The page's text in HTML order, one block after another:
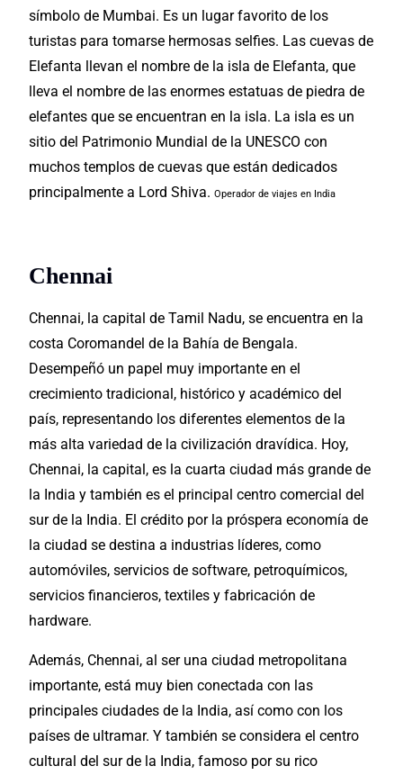
símbolo de Mumbai. Es un lugar favorito de los
turistas para tomarse hermosas selfies. Las cuevas de
Elefanta llevan el nombre de la isla de Elefanta, que
lleva el nombre de las enormes estatuas de piedra de
elefantes que se encuentran en la isla. La isla es un
sitio del Patrimonio Mundial de la UNESCO con
muchos templos de cuevas que están dedicados
principalmente a Lord Shiva.Operador de viajes en India
Chennai
Chennai, la capital de Tamil Nadu, se encuentra en la
costa Coromandel de la Bahía de Bengala.
Desempeñó un papel muy importante en el
crecimiento tradicional, histórico y académico del
país, representando los diferentes elementos de la
más alta variedad de la civilización dravídica. Hoy,
Chennai, la capital, es la cuarta ciudad más grande de
la India y también es el principal centro comercial del
sur de la India. El crédito por la próspera economía de
la ciudad se destina a industrias líderes, como
automóviles, servicios de software, petroquímicos,
servicios financieros, textiles y fabricación de
hardware.
Además, Chennai, al ser una ciudad metropolitana
importante, está muy bien conectada con las
principalesciudades de la India, así como con los
países de ultramar. Y también se considera el centro
cultural del sur de la India, famoso por su rico